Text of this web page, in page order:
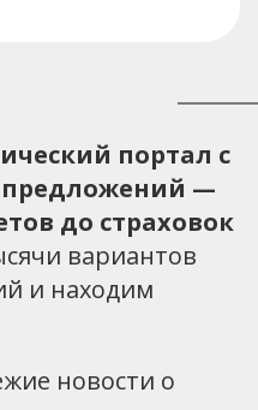
портал с
—
до страховок
вариантов
и находим
новости о